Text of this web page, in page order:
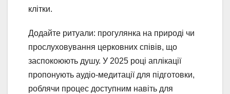
клітки.
Додайте ритуали: прогулянка на природі чи
прослуховування церковних співів, що
заспокоюють душу. У 2025 році аплікації
пропонують аудіо-медитації для підготовки,
роблячи процес доступним навіть для